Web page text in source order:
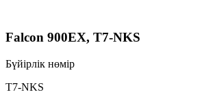
Falcon 900EX, T7-NKS
Бүйірлік нөмір
T7-NKS